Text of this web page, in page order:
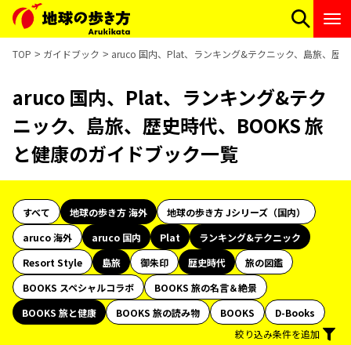
TOP ガイドブック aruco 国内、Plat、ランキング&テクニック、島旅、歴
aruco 国内、Plat、ランキング&テク
ニック、島旅、歴史時代、BOOKS 旅
と健康のガイドブック一覧
すべて 地球の歩き方 海外
地球の歩き方 Jシリーズ（国内）
aruco 海外
aruco 国内 Plat
ランキング&テクニック
Resort Style
島旅 御朱印 歴史時代
旅の図鑑
BOOKS スペシャルコラボ
BOOKS 旅の名言＆絶景
BOOKS 旅と健康
BOOKS 旅の読み物 BOOKS
D-Books
絞り込み条件を追加